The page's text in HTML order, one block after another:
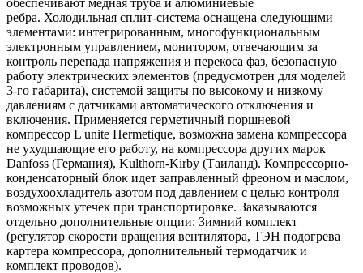
ребра. Холодильная сплит-система оснащена следующими
элементами: интегрированным, многофункциональным
электронным управлением, монитором, отвечающим за
контроль перепада напряжения и перекоса фаз, безопасную
работу электрических элементов (предусмотрен для моделей
3-го габарита), системой защиты по высокому и низкому
давлениям с датчиками автоматического отключения и
включения. Применяется герметичный поршневой
компрессор L'unite Hermetique, возможна замена компрессора
не ухудшающие его работу, на компрессора других марок
Danfoss (Германия), Kulthorn-Kirby (Таиланд). Компрессорно-
конденсаторный блок идет заправленный фреоном и маслом,
воздухоохладитель азотом под давлением с целью контроля
возможных утечек при транспортировке. Заказываются
отдельно дополнительные опции: Зимний комплект
(регулятор скорости вращения вентилятора, ТЭН подогрева
картера компрессора, дополнительный термодатчик и
комплект проводов).